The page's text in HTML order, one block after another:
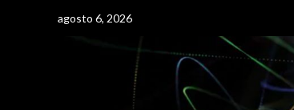
agosto 6, 2026